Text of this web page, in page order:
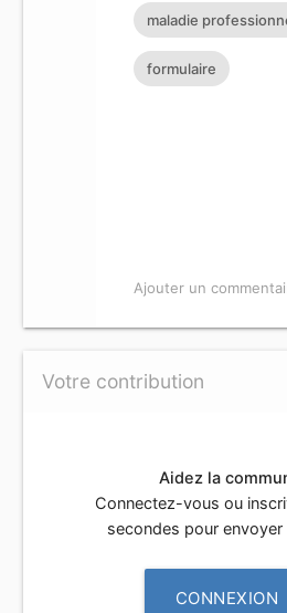
maladie
formulaire
Ajouter un
Votre contribution
Aidez la
Connectez-vous ou
secondes pour
CONNEXION